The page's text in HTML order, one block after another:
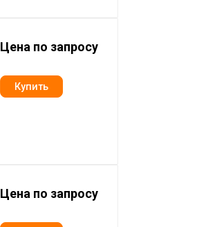
Цена по запросу
Цена по запросу